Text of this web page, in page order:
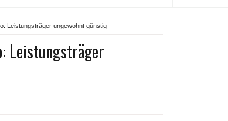
Leistungsträger ungewohnt günstig
Leistungsträger